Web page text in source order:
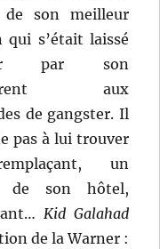
de son meilleur
qui s’était laissé
par son
aux
de gangster. Il
pas à lui trouver
un
de son hôtel,
Kid Galahad
de la Warner :